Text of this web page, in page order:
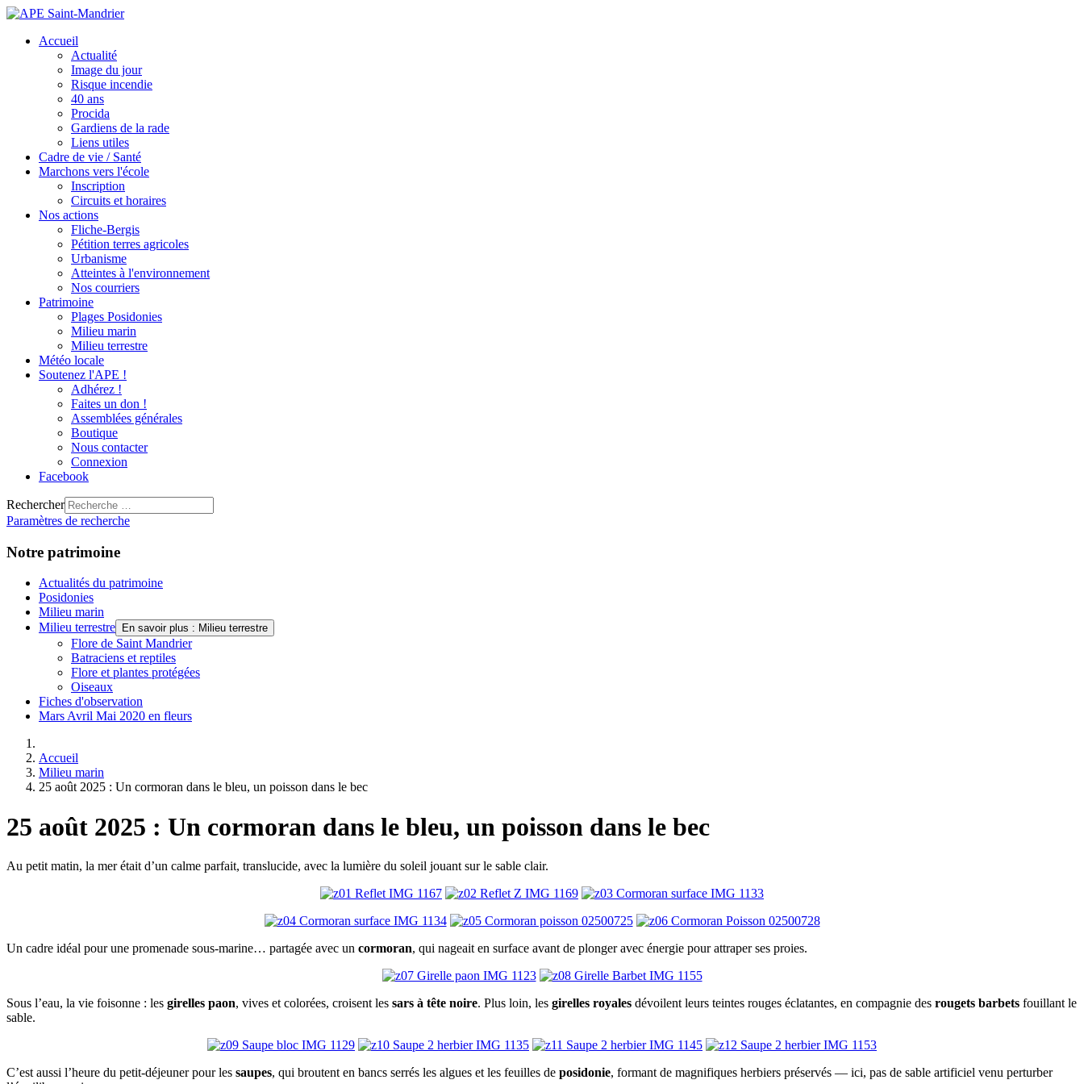
Accueil
Actualité
Image du jour
Risque incendie
40 ans
Procida
Gardiens de la rade
Liens utiles
Cadre de vie / Santé
Marchons vers l'école
Inscription
Circuits et horaires
Nos actions
Fliche-Bergis
Pétition terres agricoles
Urbanisme
Atteintes à l'environnement
Nos courriers
Patrimoine
Plages Posidonies
Milieu marin
Milieu terrestre
Météo locale
Soutenez l'APE !
Adhérez !
Faites un don !
Assemblées générales
Boutique
Nous contacter
Connexion
Facebook
Rechercher
Paramètres de recherche
Notre patrimoine
Actualités du patrimoine
Posidonies
Milieu marin
Milieu terrestre
En savoir plus : Milieu terrestre
Flore de Saint Mandrier
Batraciens et reptiles
Flore et plantes protégées
Oiseaux
Fiches d'observation
Mars Avril Mai 2020 en fleurs
Accueil
Milieu marin
25 août 2025 : Un cormoran dans le bleu, un poisson dans le bec
25 août 2025 : Un cormoran dans le bleu, un poisson dans le bec
Au petit matin, la mer était d’un calme parfait, translucide, avec la lumière du soleil jouant sur le sable clair.
Un cadre idéal pour une promenade sous-marine… partagée avec un cormoran, qui nageait en surface avant de plonger avec énergie pour attraper ses proies.
Sous l’eau, la vie foisonne : les girelles paon, vives et colorées, croisent les sars à tête noire. Plus loin, les girelles royales dévoilent leurs teintes rouges éclatantes, en compagnie des rougets barbets fouillant le
sable.
C’est aussi l’heure du petit-déjeuner pour les saupes, qui broutent en bancs serrés les algues et les feuilles de posidonie, formant de magnifiques herbiers préservés — ici, pas de sable artificiel venu perturber